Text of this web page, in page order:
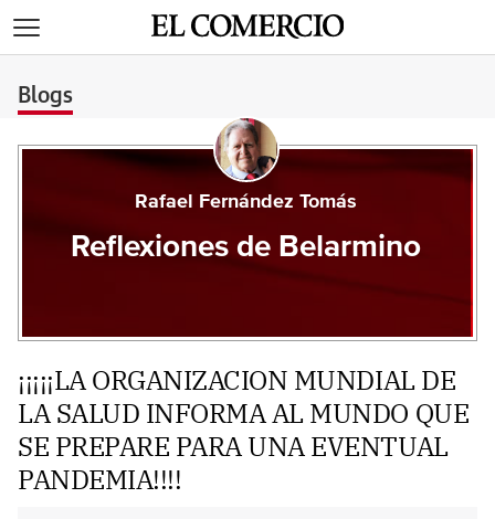
Blogs
Rafael Fernández Tomás
Reflexiones de Belarmino
¡¡¡¡¡LA ORGANIZACION MUNDIAL DE
LA SALUD INFORMA AL MUNDO QUE
SE PREPARE PARA UNA EVENTUAL
PANDEMIA!!!!